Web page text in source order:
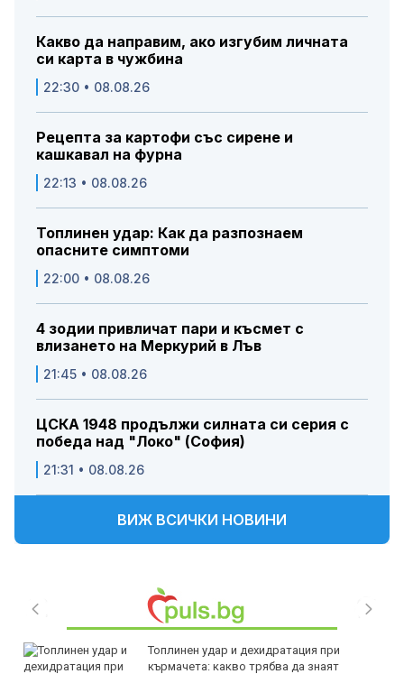
Какво да направим, ако изгубим личната
си карта в чужбина
22:30 • 08.08.26
Рецепта за картофи със сирене и
кашкавал на фурна
22:13 • 08.08.26
Топлинен удар: Как да разпознаем
опасните симптоми
22:00 • 08.08.26
4 зодии привличат пари и късмет с
влизането на Меркурий в Лъв
21:45 • 08.08.26
ЦСКА 1948 продължи силната си серия с
победа над "Локо" (София)
21:31 • 08.08.26
ВИЖ ВСИЧКИ НОВИНИ
Топлинен удар и дехидратация при
кърмачета: какво трябва да знаят